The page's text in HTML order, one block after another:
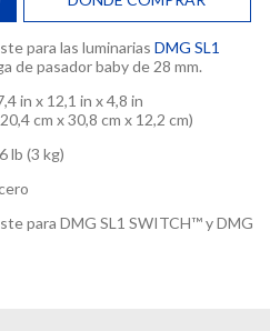
para las luminarias DMG SL1
de pasador baby de 28 mm.
in x 12,1 in x 4,8 in
cm x 30,8 cm x 12,2 cm)
lb (3 kg)
para DMG SL1 SWITCH™ y DMG